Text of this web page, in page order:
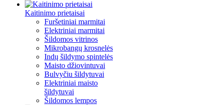
Kaitinimo prietaisai
Furšetiniai marmitai
Elektriniai marmitai
Šildomos vitrinos
Mikrobangų krosnelės
Indų šildymo spintelės
Maisto džiovintuvai
Bulvyčiu šildytuvai
Elektriniai maisto
šildytuvai
Šildomos lempos